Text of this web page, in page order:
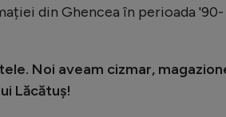
din Ghencea în perioada '90-
Noi aveam cizmar,
Lăcătuș!